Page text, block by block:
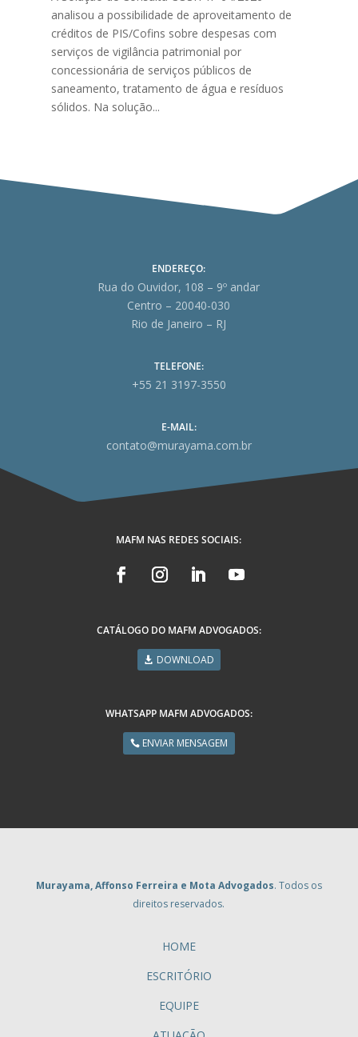
analisou a possibilidade de aproveitamento de
créditos de PIS/Cofins sobre despesas com
serviços de vigilância patrimonial por
concessionária de serviços públicos de
saneamento, tratamento de água e resíduos
sólidos. Na solução...
ENDEREÇO:
Rua do Ouvidor, 108 – 9º andar
Centro – 20040-030
Rio de Janeiro – RJ
TELEFONE:
+55 21 3197-3550
E-MAIL:
contato@murayama.com.br
MAFM NAS REDES SOCIAIS:
CATÁLOGO DO MAFM ADVOGADOS:
DOWNLOAD
WHATSAPP MAFM ADVOGADOS:
ENVIAR MENSAGEM
Murayama, Affonso Ferreira e Mota Advogados. Todos os
direitos reservados.
HOME
ESCRITÓRIO
EQUIPE